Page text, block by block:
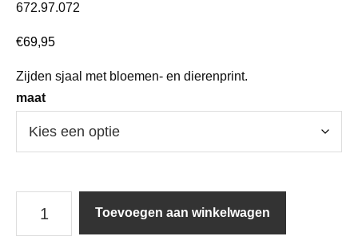
672.97.072
€69,95
Zijden sjaal met bloemen- en dierenprint.
maat
Sjaal
Toevoegen aan winkelwagen